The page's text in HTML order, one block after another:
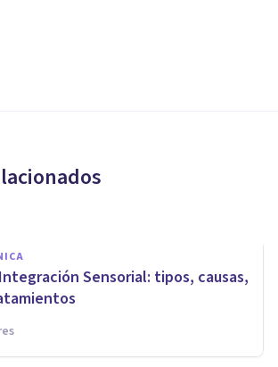
tratamiento
Sensorial: tipos, causas,